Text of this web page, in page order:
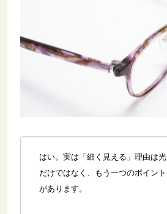
はい。実は「細く見える」理由は光
だけではなく、もう一つのポイント
があります。